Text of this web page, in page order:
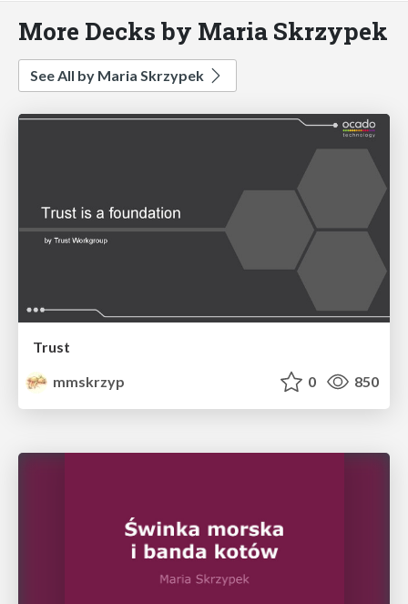
More Decks by Maria Skrzypek
See All by Maria Skrzypek
Trust
mmskrzyp
0 850